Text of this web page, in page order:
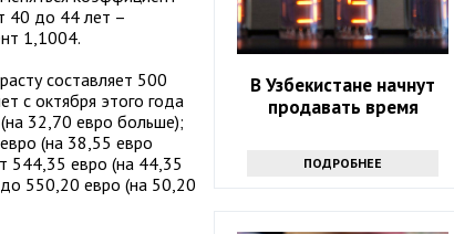
40 до 44 лет –
1,1004.
составляет 500
с октября этого года
32,70 евро больше);
(на 38,55 евро
544,35 евро (на 44,35
550,20 евро (на 50,20
В Узбекистане начнут
продавать время
ПОДРОБНЕЕ